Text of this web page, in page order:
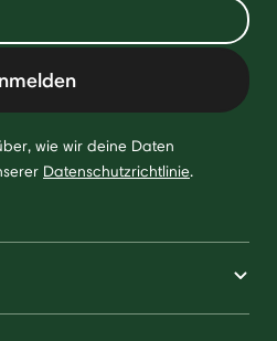
wie wir deine Daten
Datenschutzrichtlinie.